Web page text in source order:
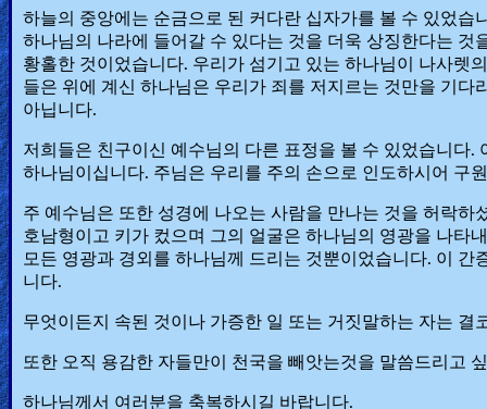
하늘의 중앙에는 순금으로 된 커다란 십자가를 볼 수 있었
하나님의 나라에 들어갈 수 있다는 것을 더욱 상징한다는
황홀한 것이었습니다. 우리가 섬기고 있는 하나님이 나사렛
들은 위에 계신 하나님은 우리가 죄를 저지르는 것만을 기
아닙니다.
저희들은 친구이신 예수님의 다른 표정을 볼 수 있었습니다
하나님이십니다. 주님은 우리를 주의 손으로 인도하시어 구
주 예수님은 또한 성경에 나오는 사람을 만나는 것을 허락
호남형이고 키가 컸으며 그의 얼굴은 하나님의 영광을 나타
모든 영광과 경외를 하나님께 드리는 것뿐이었습니다. 이
니다.
무엇이든지 속된 것이나 가증한 일 또는 거짓말하는 자는
또한 오직 용감한 자들만이 천국을 빼앗는것을 말씀드리고
하나님께서 여러분을 축복하시길 바랍니다.